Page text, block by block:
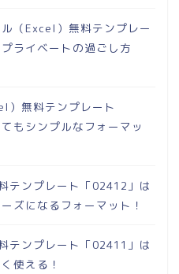
（Excel）無料テンプレー
ライベートの過ごし方
）無料テンプレート
もシンプルなフォーマッ
テンプレート「02412」は
ズになるフォーマット！
テンプレート「02411」は
使える！